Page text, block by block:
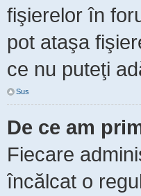
fişierelor în
pot ataşa
ce nu puteţi
Sus
De ce am
Fiecare
încălcat o